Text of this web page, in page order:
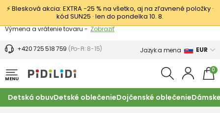
⚡ Blesková akcia: EXTRA −25 % na všetko, aj na zľavnené položky ·
kód SUN25 · len do pondelka 10. 8.
Výmena a vrátenie tovaru -
Zobraziť
Zľava 3,80 EUR na prvý nákup - Podmienky
+420 725 518 759 (Po-Pi: 8-15) Jazyk a mena EUR
MENU
0
Detská obuvDetské oblečenieDojčenské oblečenie